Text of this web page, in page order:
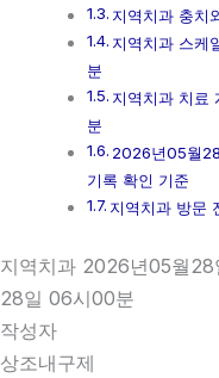
지역치과 충치
지역치과 스
분
지역치과 치
분
2026년05월
기록 확인 기준
지역치과 방문
지역치과 2026년05월
28일 06시00분
작성자
상조내구제